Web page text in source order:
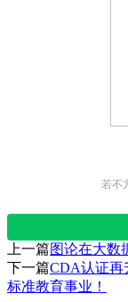
若不
上一篇图论在大数
下一篇CDA认证再
标准教育事业！